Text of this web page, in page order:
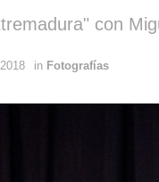
con
in Fotografías